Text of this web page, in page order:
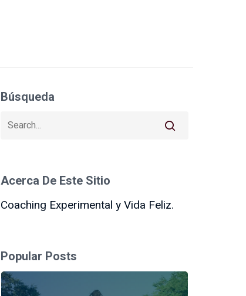
Búsqueda
Acerca De Este Sitio
Coaching Experimental y Vida Feliz.
Popular Posts